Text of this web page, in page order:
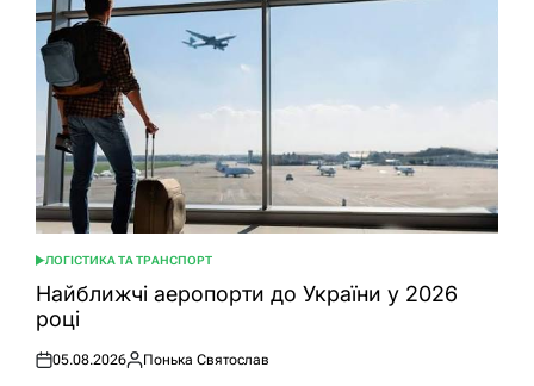
ОПУБЛІКУВАТИ
У
ЛОГІСТИКА ТА ТРАНСПОРТ
Найближчі аеропорти до України у 2026
році
Оприлюднено
05.08.2026
Опубліковано
Понька Святослав